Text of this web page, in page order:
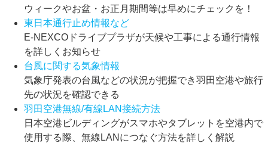
ウィークやお盆・お正月期間等は早めにチェックを！
東日本通行止め情報など
E-NEXCOドライブプラザが天候や工事による通行情報
を詳しくお知らせ
台風に関する気象情報
気象庁発表の台風などの状況が把握でき羽田空港や旅行
先の状況を確認できる
羽田空港無線/有線LAN接続方法
日本空港ビルディングがスマホやタブレットを空港内で
使用する際、無線LANにつなぐ方法を詳しく解説